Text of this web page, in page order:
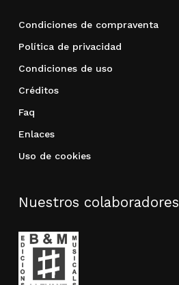
Condiciones de compraventa
Política de privacidad
Condiciones de uso
Créditos
Faq
Enlaces
Uso de cookies
Nuestros colaboradores